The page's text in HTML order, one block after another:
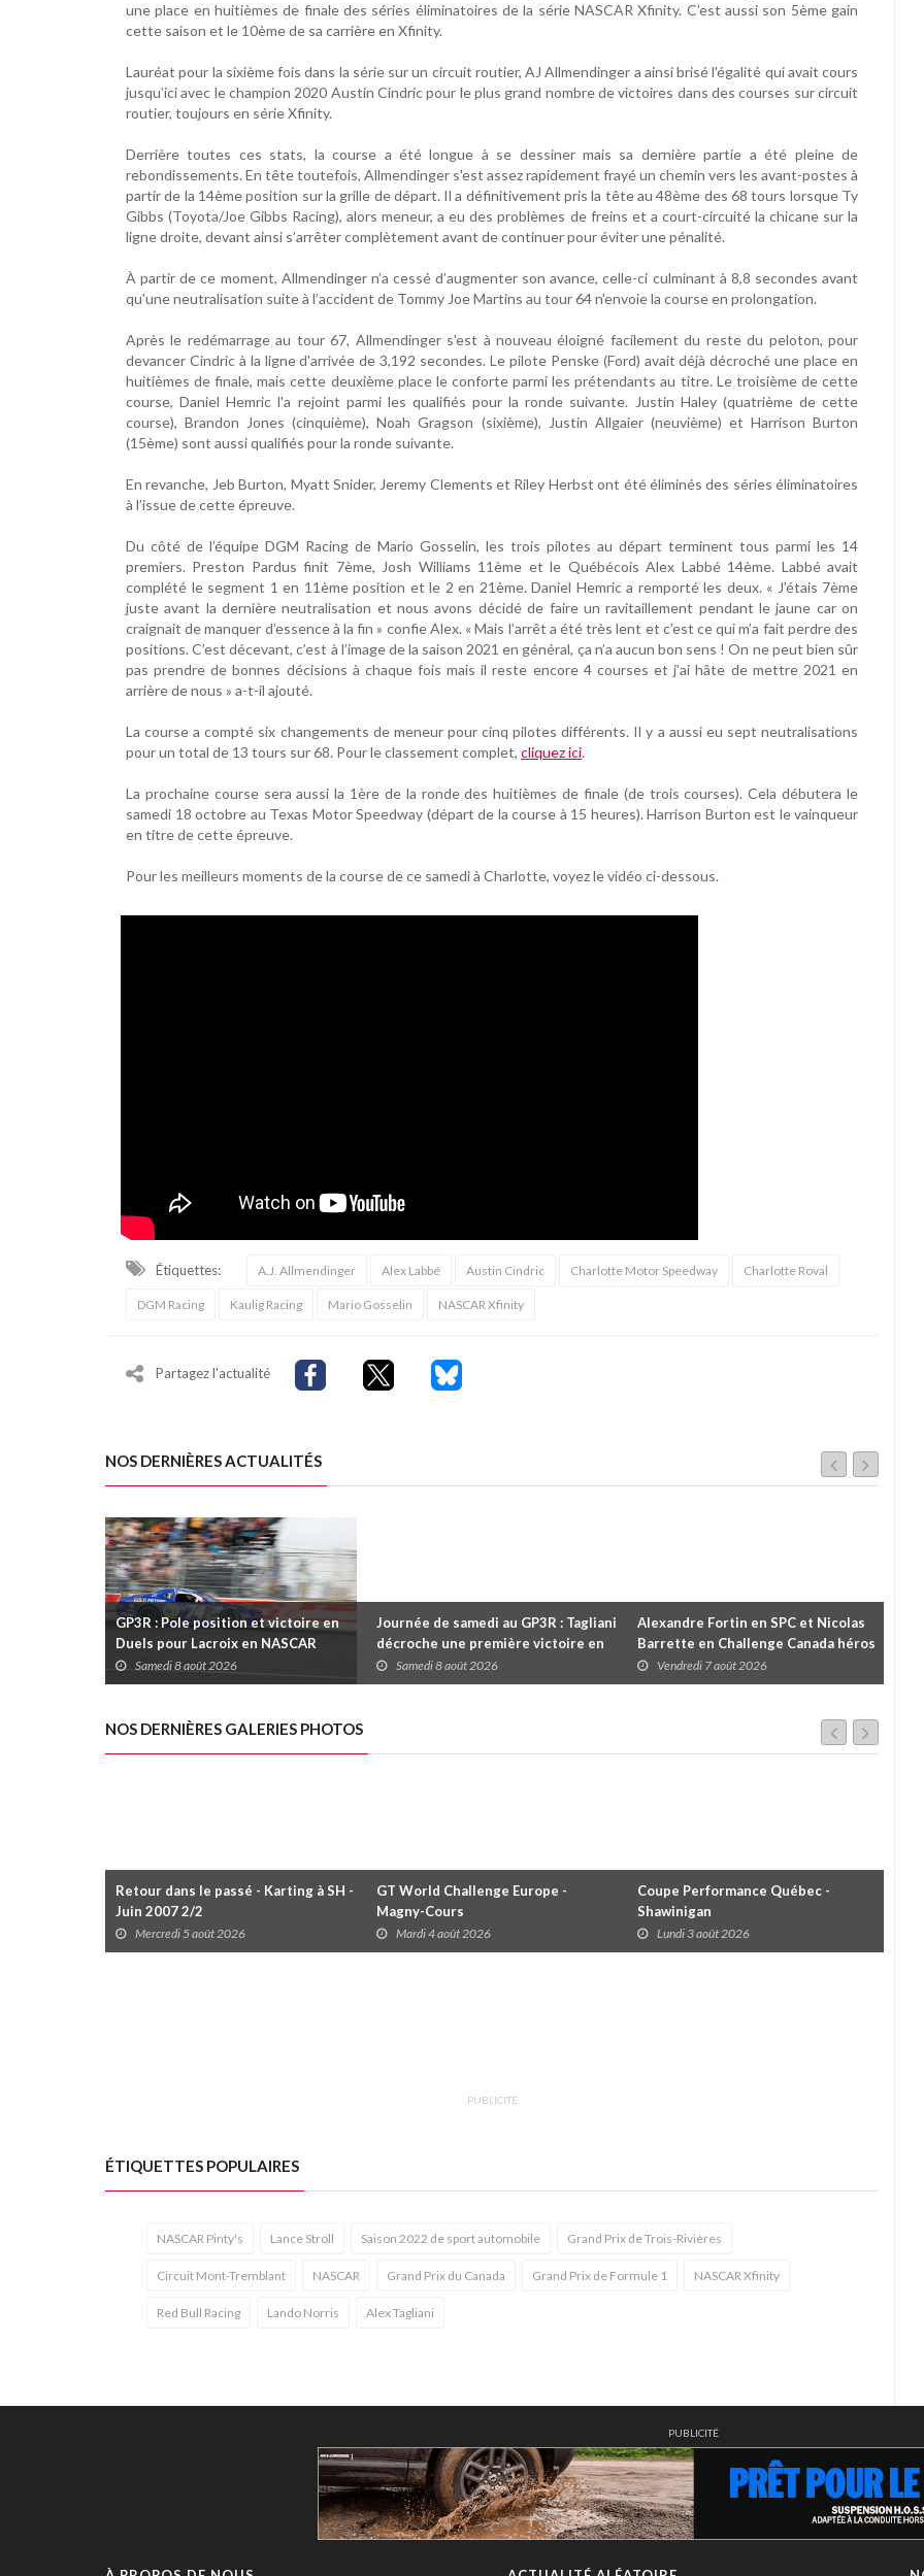
une place en huitièmes de finale des séries éliminatoires de la série NASCAR Xfinity. C’est aussi son 5ème gain
cette saison et le 10ème de sa carrière en Xfinity.
Lauréat pour la sixième fois dans la série sur un circuit routier, AJ Allmendinger a ainsi brisé l'égalité qui avait cours
jusqu’ici avec le champion 2020 Austin Cindric pour le plus grand nombre de victoires dans des courses sur circuit
routier, toujours en série Xfinity.
Derrière toutes ces stats, la course a été longue à se dessiner mais sa dernière partie a été pleine de
rebondissements. En tête toutefois, Allmendinger s'est assez rapidement frayé un chemin vers les avant-postes à
partir de la 14ème position sur la grille de départ. Il a définitivement pris la tête au 48ème des 68 tours lorsque Ty
Gibbs (Toyota/Joe Gibbs Racing), alors meneur, a eu des problèmes de freins et a court-circuité la chicane sur la
ligne droite, devant ainsi s’arrêter complètement avant de continuer pour éviter une pénalité.
À partir de ce moment, Allmendinger n’a cessé d’augmenter son avance, celle-ci culminant à 8,8 secondes avant
qu'une neutralisation suite à l’accident de Tommy Joe Martins au tour 64 n'envoie la course en prolongation.
Après le redémarrage au tour 67, Allmendinger s'est à nouveau éloigné facilement du reste du peloton, pour
devancer Cindric à la ligne d'arrivée de 3,192 secondes. Le pilote Penske (Ford) avait déjà décroché une place en
huitièmes de finale, mais cette deuxième place le conforte parmi les prétendants au titre. Le troisième de cette
course, Daniel Hemric l'a rejoint parmi les qualifiés pour la ronde suivante. Justin Haley (quatrième de cette
course), Brandon Jones (cinquième), Noah Gragson (sixième), Justin Allgaier (neuvième) et Harrison Burton
(15ème) sont aussi qualifiés pour la ronde suivante.
En revanche, Jeb Burton, Myatt Snider, Jeremy Clements et Riley Herbst ont été éliminés des séries éliminatoires
à l’issue de cette épreuve.
Du côté de l’équipe DGM Racing de Mario Gosselin, les trois pilotes au départ terminent tous parmi les 14
premiers. Preston Pardus finit 7ème, Josh Williams 11ème et le Québécois Alex Labbé 14ème. Labbé avait
complété le segment 1 en 11ème position et le 2 en 21ème. Daniel Hemric a remporté les deux. « J’étais 7ème
juste avant la dernière neutralisation et nous avons décidé de faire un ravitaillement pendant le jaune car on
craignait de manquer d’essence à la fin » confie Alex. « Mais l’arrêt a été très lent et c’est ce qui m’a fait perdre des
positions. C’est décevant, c’est à l’image de la saison 2021 en général, ça n’a aucun bon sens ! On ne peut bien sûr
pas prendre de bonnes décisions à chaque fois mais il reste encore 4 courses et j’ai hâte de mettre 2021 en
arrière de nous » a-t-il ajouté.
La course a compté six changements de meneur pour cinq pilotes différents. Il y a aussi eu sept neutralisations
pour un total de 13 tours sur 68. Pour le classement complet, cliquez ici.
La prochaine course sera aussi la 1ère de la ronde des huitièmes de finale (de trois courses). Cela débutera le
samedi 18 octobre au Texas Motor Speedway (départ de la course à 15 heures). Harrison Burton est le vainqueur
en titre de cette épreuve.
Pour les meilleurs moments de la course de ce samedi à Charlotte, voyez le vidéo ci-dessous.
Étiquettes: A.J. Allmendinger Alex Labbé Austin Cindric Charlotte Motor Speedway Charlotte Roval
DGM Racing Kaulig Racing Mario Gosselin NASCAR Xfinity
Partagez l'actualité
NOS DERNIÈRES ACTUALITÉS
GP3R : Pole position et victoire en
Duels pour Lacroix en NASCAR
Canada; Camirand remporte l'autre
Duels
Samedi 8 août 2026
Journée de samedi au GP3R : Tagliani
décroche une première victoire en
Coupe Radical; des courses très
disputées dans toutes les séries
Samedi 8 août 2026
Alexandre Fortin en SPC et Nicolas
Barrette en Challenge Canada héros
des premières courses du week-end
au GP3R
Vendredi 7 août 2026
NOS DERNIÈRES GALERIES PHOTOS
Retour dans le passé - Karting à SH -
Juin 2007 2/2
Mercredi 5 août 2026
GT World Challenge Europe -
Magny-Cours
Mardi 4 août 2026
Coupe Performance Québec -
Shawinigan
Lundi 3 août 2026
PUBLICITÉ
ÉTIQUETTES POPULAIRES
NASCAR Pinty's Lance Stroll Saison 2022 de sport automobile Grand Prix de Trois-Rivières
Circuit Mont-Tremblant NASCAR Grand Prix du Canada Grand Prix de Formule 1 NASCAR Xfinity
Red Bull Racing Lando Norris Alex Tagliani
PUBLICITÉ